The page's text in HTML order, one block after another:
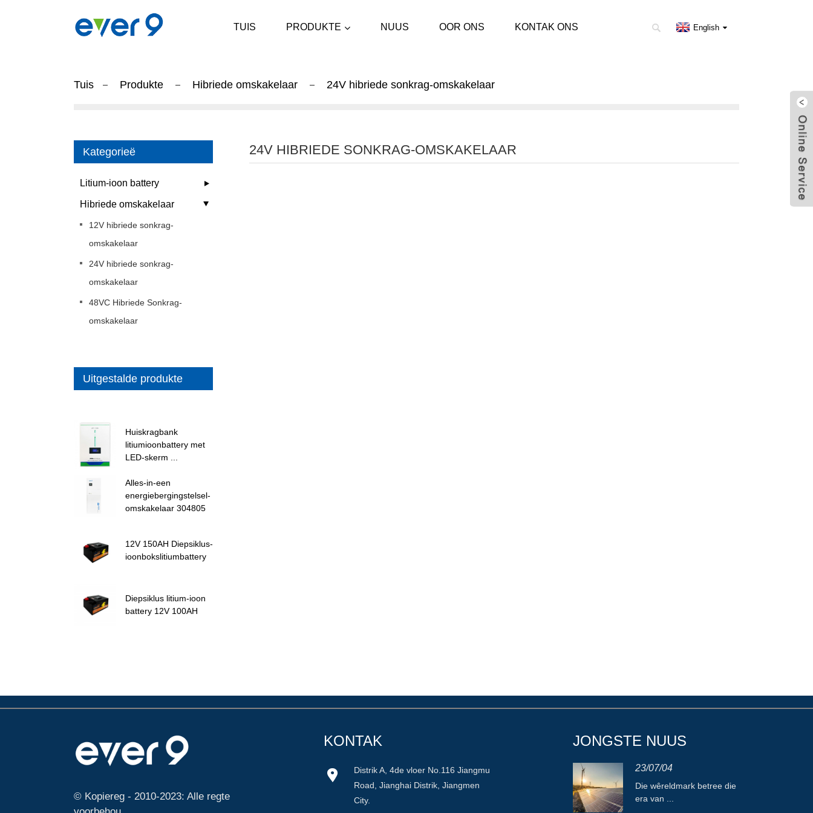
TUIS PRODUKTE NUUS OOR ONS KONTAK ONS English
Tuis Produkte Hibriede omskakelaar 24V hibriede sonkrag-omskakelaar
Kategorieë
Litium-ioon battery
Hibriede omskakelaar
12V hibriede sonkrag-
omskakelaar
24V hibriede sonkrag-
omskakelaar
48VC Hibriede Sonkrag-
omskakelaar
Uitgestalde produkte
Huiskragbank
litiumioonbattery met
LED-skerm ...
Alles-in-een
energiebergingstelsel-
omskakelaar 304805
12V 150AH Diepsiklus-
ioonbokslitiumbattery
Diepsiklus litium-ioon
battery 12V 100AH
24V HIBRIEDE SONKRAG-OMSKAKELAAR
© Kopiereg - 2010-2023: Alle regte
KONTAK
Distrik A, 4de vloer No.116 Jiangmu
Road, Jianghai Distrik, Jiangmen
City.
JONGSTE NUUS
23/07/04
Die wêreldmark betree die
era van ...